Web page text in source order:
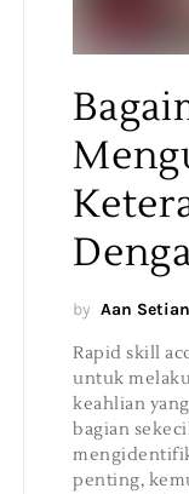
by Aan
Rapid skill
untuk
keahlian
bagian
penting,